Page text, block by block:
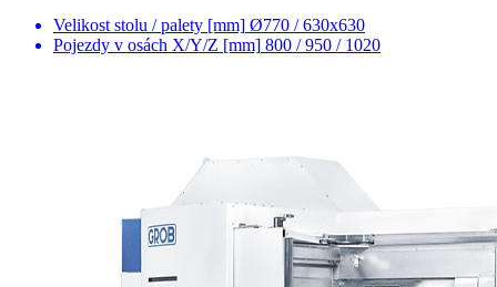
Velikost stolu / palety [mm] Ø770 / 630x630
Pojezdy v osách X/Y/Z [mm] 800 / 950 / 1020